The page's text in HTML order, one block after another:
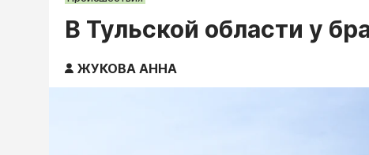
В Тульской области у
ЖУКОВА АННА